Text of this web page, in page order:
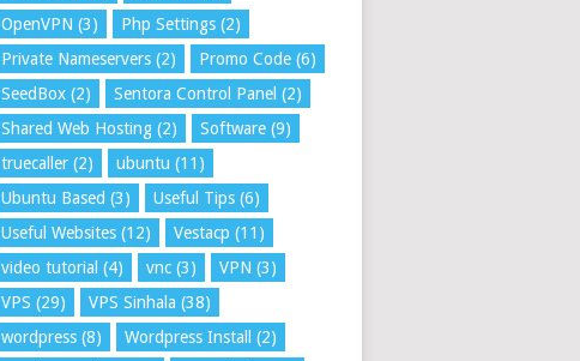
OpenVPN (3) Php Settings (2)
Private Nameservers (2) Promo Code (6)
SeedBox (2) Sentora Control Panel (2)
Shared Web Hosting (2) Software (9)
truecaller (2) ubuntu (11)
Ubuntu Based (3) Useful Tips (6)
Useful Websites (12) Vestacp (11)
video tutorial (4) vnc (3) VPN (3)
VPS (29) VPS Sinhala (38)
wordpress (8) Wordpress Install
(2)